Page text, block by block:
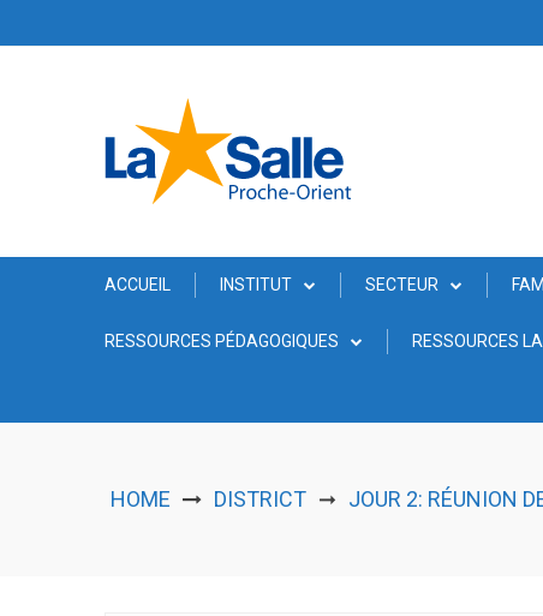
ACCUEIL INSTITUT SECTEUR
RESSOURCES PÉDAGOGIQUES RESSOURCES
HOME DISTRICT ➞ JOUR 2: RÉUNION